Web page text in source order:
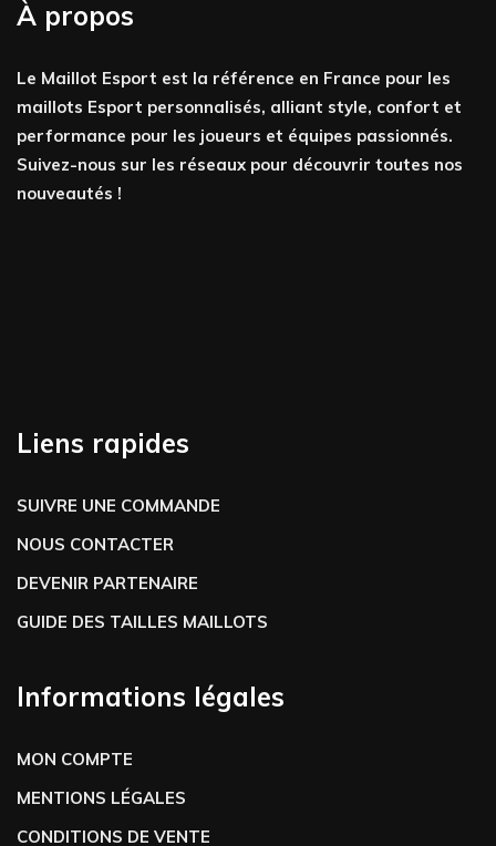
À propos
Le Maillot Esport est la référence en France pour les
maillots Esport personnalisés, alliant style, confort et
performance pour les joueurs et équipes passionnés.
Suivez-nous sur les réseaux pour découvrir toutes nos
nouveautés !
Liens rapides
SUIVRE UNE COMMANDE
NOUS CONTACTER
DEVENIR PARTENAIRE
GUIDE DES TAILLES MAILLOTS
Informations légales
MON COMPTE
MENTIONS LÉGALES
CONDITIONS DE VENTE